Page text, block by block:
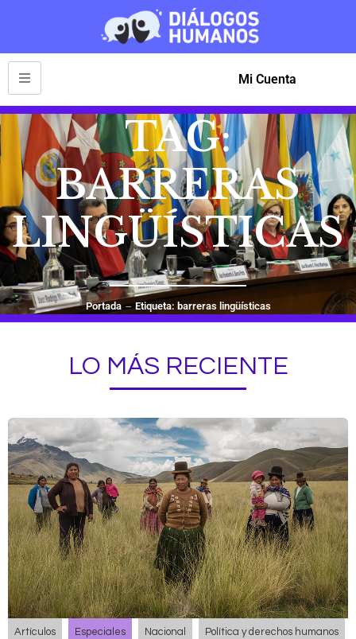
Mi Cuenta
TAG:
BARRERAS
LINGÜÍSTICAS
Portada Etiqueta: barreras lingüísticas
LO MÁS RECIENTE
Artículos Especiales Nacional Política y derechos humanos